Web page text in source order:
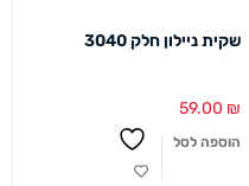
שקית ניילון חלק 3040
59.00 ₪
הוספה לסל